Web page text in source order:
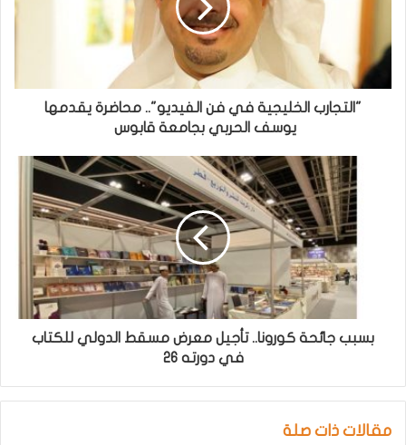
"التجارب الخليجية في فن الفيديو".. محاضرة يقدمها
يوسف الحربي بجامعة قابوس
بسبب جائحة كورونا.. تأجيل معرض مسقط الدولي للكتاب
في دورته ٢٦
مقالات ذات صلة